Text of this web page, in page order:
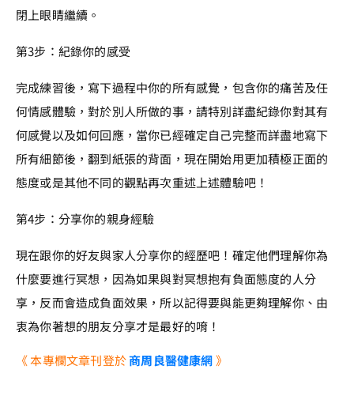
閉上眼睛繼續。
第3步：紀錄你的感受
完成練習後，寫下過程中你的所有感覺，包含你的痛苦及任
何情感體驗，對於別人所做的事，請特別詳盡紀錄你對其有
何感覺以及如何回應，當你已經確定自己完整而詳盡地寫下
所有細節後，翻到紙張的背面，現在開始用更加積極正面的
態度或是其他不同的觀點再次重述上述體驗吧！
第4步：分享你的親身經驗
現在跟你的好友與家人分享你的經歷吧！確定他們理解你為
什麼要進行冥想，因為如果與對冥想抱有負面態度的人分
享，反而會造成負面效果，所以記得要與能更夠理解你、由
衷為你著想的朋友分享才是最好的唷！
《 本專欄文章刊登於商周良醫健康網》